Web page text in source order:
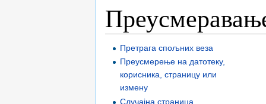
Претрага спољних веза
Преусмерење на датотеку,
корисника, страницу или
измену
Случајна страница